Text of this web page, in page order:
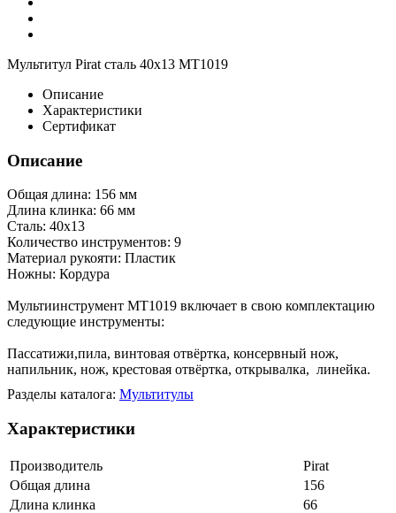
Мультитул Pirat сталь 40х13 MT1019
Описание
Характеристики
Сертификат
Описание
Общая длина: 156 мм
Длина клинка: 66 мм
Сталь: 40х13
Количество инструментов: 9
Материал рукояти: Пластик
Ножны: Кордура
Мультиинструмент MT1019 включает в свою комплектацию
следующие инструменты:
Пассатижи,пила, винтовая отвёртка, консервный нож,
напильник, нож, крестовая отвёртка, открывалка, линейка.
Разделы каталога: Мультитулы
Характеристики
Производитель
Pirat
Общая длина
156
Длина клинка
66